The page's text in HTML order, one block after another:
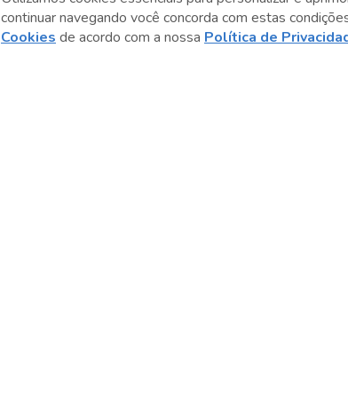
Anterior
continuar navegando você concorda com estas
Cookies de acordo com a nossa Política de